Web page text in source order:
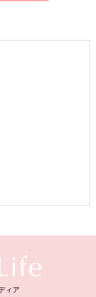
ィア